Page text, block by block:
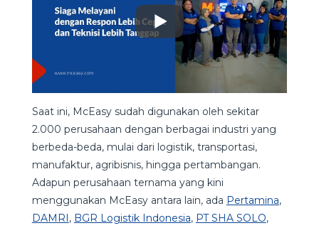
Saat ini, McEasy sudah digunakan oleh sekitar
2.000 perusahaan dengan berbagai industri yang
berbeda-beda, mulai dari logistik, transportasi,
manufaktur, agribisnis, hingga pertambangan.
Adapun perusahaan ternama yang kini
menggunakan McEasy antara lain, ada Pertamina,
DAMRI, BGR Logistik Indonesia, PT SHA SOLO,